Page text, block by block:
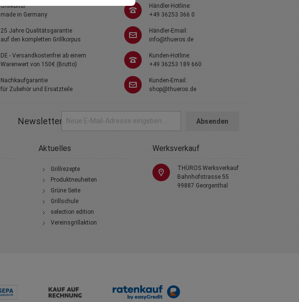
Grillkultur
made in Germany
25 Jahre Qualitätsgarantie
auf den kompletten Grillkorpus
DE - Versandkostenfrei ab einem
Warenwert von 150€ (Brutto)
Nachkaufgarantie
für Zubehör und Ersatzteile
Händler-Hotline:
+49 36253 366 0
Händler-Email:
info@thueros.de
Kunden-Hotline:
+49 36253 189 660
Kunden-Email:
shop@thueros.de
Aktuelles
Grillrezepte
Produktneuheiten
Grüne Seite
Grillschule
selection edition
Vereinsgrillaktion
Werksverkauf
THÜROS Werksverkauf
Bahnhofstrasse 55
99887 Georgenthal
Newsletter Absenden